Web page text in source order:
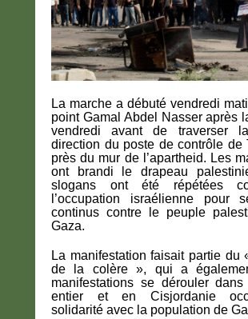
La marche a débuté vendredi
point Gamal Abdel Nasser après
vendredi avant de traverser
direction du poste de contrôle de
près du mur de l’apartheid. Les
ont brandi le drapeau
slogans ont été répétées
l’occupation israélienne pour
continus contre le peuple
Gaza.
La manifestation faisait partie du
de la colère », qui a
manifestations se dérouler
entier et en Cisjordanie
solidarité avec la population de